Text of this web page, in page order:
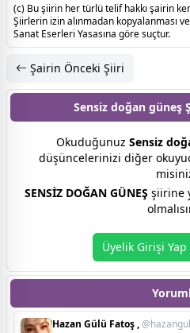
(c) Bu şiirin her türlü telif hakkı şairin
Şiirlerin izin alınmadan kopyalanması
Sanat Eserleri Yasasına göre suçtur.
Şairin Önceki Şiiri
Sensiz doğan güneş
Okuduğunuz Sensiz
düşüncelerinizi diğer
SENSİZ DOĞAN GÜNEŞ şiirine
Üyelik Girişi Yap
Hazan Gülü Fatoş ,